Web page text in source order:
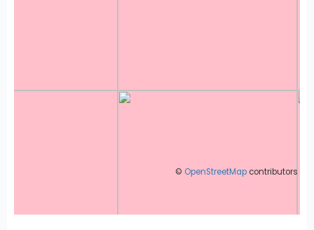
© OpenStreetMap contributors